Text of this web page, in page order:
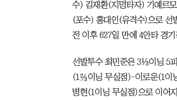
수) 김재환(지명타자) 기예르
(포수) 홍대인(유격수)으로 선
전 이후 627일 만에 4안타 경
선발투수 최민준은 3⅓이닝 5
(1⅔이닝 무실점)-이로운(1이
병현(1이닝 무실점)으로 이어